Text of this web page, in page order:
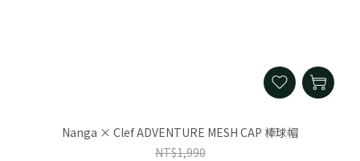
Nanga × Clef ADVENTURE MESH CAP 棒球帽
NT$1,990